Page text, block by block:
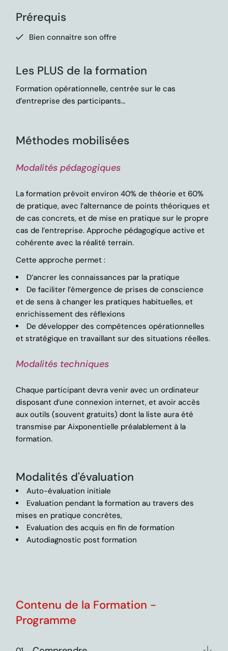
Prérequis
Bien connaitre son offre
Les PLUS de la formation
Formation opérationnelle, centrée sur le cas
d’entreprise des participants…
Méthodes mobilisées
Modalités pédagogiques
La formation prévoit environ 40% de théorie et 60%
de pratique, avec l’alternance de points théoriques et
de cas concrets, et de mise en pratique sur le propre
cas de l’entreprise. Approche pédagogique active et
cohérente avec la réalité terrain.
Cette approche permet :
D’ancrer les connaissances par la pratique
De faciliter l’émergence de prises de conscience
et de sens à changer les pratiques habituelles, et
enrichissement des réflexions
De développer des compétences opérationnelles
et stratégique en travaillant sur des situations réelles.
Modalités techniques
Chaque participant devra venir avec un ordinateur
disposant d’une connexion internet, et avoir accès
aux outils (souvent gratuits) dont la liste aura été
transmise par Aixponentielle préalablement à la
formation.
Modalités d'évaluation
Auto-évaluation initiale
Evaluation pendant la formation au travers des
mises en pratique concrètes,
Evaluation des acquis en fin de formation
Autodiagnostic post formation
Contenu de la Formation -
Programme